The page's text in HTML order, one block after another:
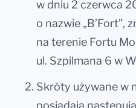
w dniu 2 czerwca
o nazwie „B’Fort”,
na terenie Fortu
ul. Szpilmana 6 w
Skróty używane w
posiadają